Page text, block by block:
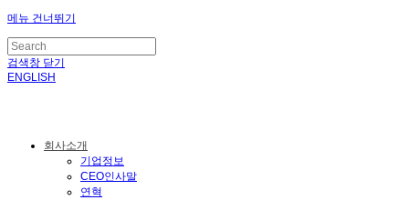
메뉴 건너뛰기
검색창 닫기
ENGLISH
회사소개
기업정보
CEO인사말
연혁